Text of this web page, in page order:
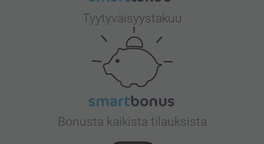
Tyytyväisyystakuu
Bonusta kaikista tilauksista